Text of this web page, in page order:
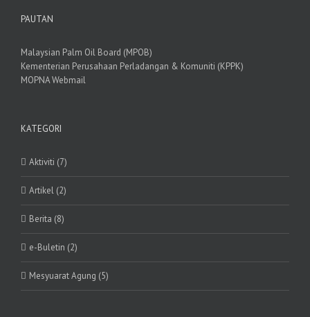
PAUTAN
Malaysian Palm Oil Board (MPOB)
Kementerian Perusahaan Perladangan & Komuniti (KPPK)
MOPNA Webmail
KATEGORI
Aktiviti (7)
Artikel (2)
Berita (8)
e-Buletin (2)
Mesyuarat Agung (5)